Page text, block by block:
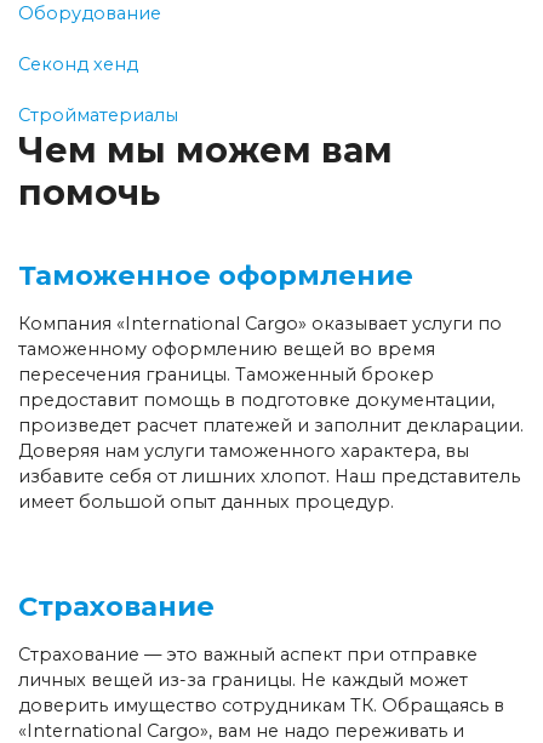
Оборудование
Секонд хенд
Стройматериалы
Чем мы можем вам
помочь
Таможенное оформление
Компания «International Cargo» оказывает услуги по
таможенному оформлению вещей во время
пересечения границы. Таможенный брокер
предоставит помощь в подготовке документации,
произведет расчет платежей и заполнит декларации.
Доверяя нам услуги таможенного характера, вы
избавите себя от лишних хлопот. Наш представитель
имеет большой опыт данных процедур.
Страхование
Страхование — это важный аспект при отправке
личных вещей из-за границы. Не каждый может
доверить имущество сотрудникам ТК. Обращаясь в
«International Cargo», вам не надо переживать и